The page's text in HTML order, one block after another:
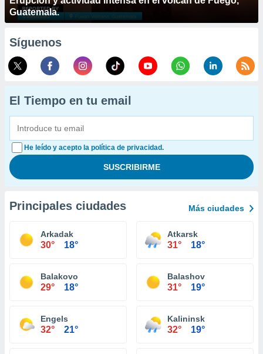
Guatemala.
Síguenos
El Tiempo en tu email
He leído y acepto la política de privacidad.
Principales ciudades Más ciudades
Arkadak
30° 18°
Atkarsk
31° 18°
Balakovo
29° 18°
Balashov
31° 19°
Engels
32° 21°
Kalininsk
32° 19°